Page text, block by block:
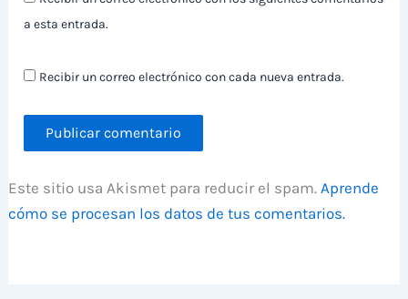
a esta entrada.
Recibir un correo electrónico con cada nueva entrada.
Este sitio usa Akismet para reducir el spam. Aprende
cómo se procesan los datos de tus comentarios.